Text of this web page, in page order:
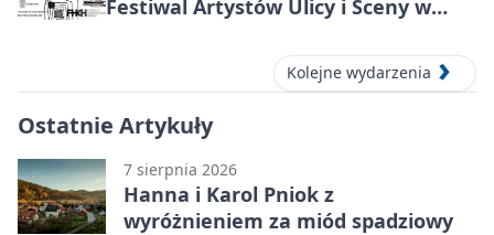
Festiwal Artystów Ulicy i Sceny w
Kolejne wydarzenia
Ostatnie Artykuły
7 sierpnia 2026
Hanna i Karol Pniok z
wyróżnieniem za miód spadziowy